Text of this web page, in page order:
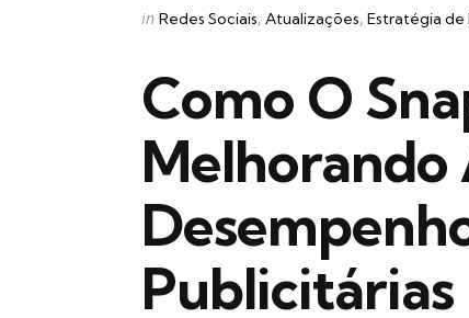
Categories
Posted
in Redes Sociais Atualizações Estratégia
Como O
Melhorando
Publicitárias